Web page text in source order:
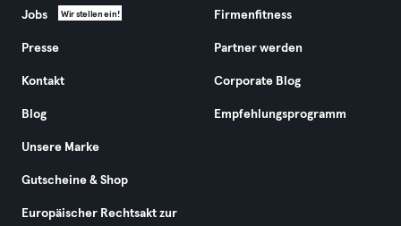
Jobs Wir stellen ein!
Presse
Kontakt
Blog
Unsere Marke
Gutscheine & Shop
Europäischer Rechtsakt zur
Firmenfitness
Partner werden
Corporate Blog
Empfehlungsprogramm